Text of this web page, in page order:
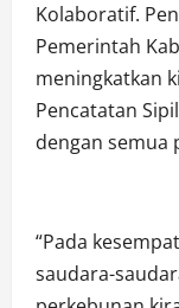
Kolaboratif.
Pemerintah
meningkatkan
Pencatatan
dengan semua
“Pada
saudara-